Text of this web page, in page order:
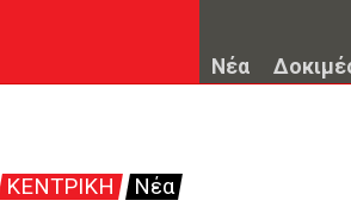
Νέα
ΚΕΝΤΡΙΚΗ Νέα